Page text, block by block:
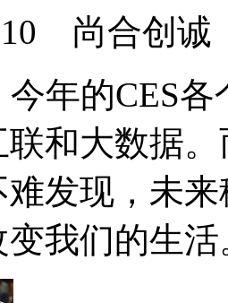
10 尚合创诚
CES各个
联和大数据
难发现，未
我们的生活